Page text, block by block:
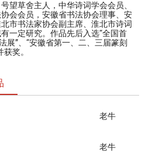
望草舍主人，中华诗词学会会员、
会会员，安徽省书法协会理事、安
市书法家协会副主席、淮北市诗词
一定研究。作品先后入选“全国首
展”、“安徽省第一、二、三届篆刻
奖。
老牛
老牛